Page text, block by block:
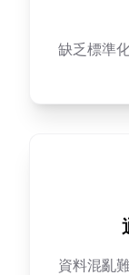
缺乏標準
資料混亂